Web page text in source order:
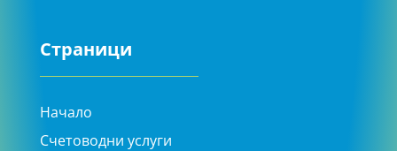
Страници
Начало
Счетоводни услуги